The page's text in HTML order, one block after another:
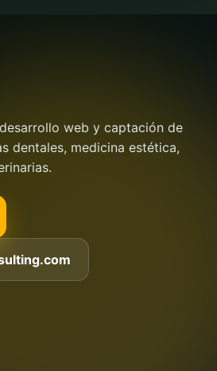
web y captación de
dentales, medicina estética,